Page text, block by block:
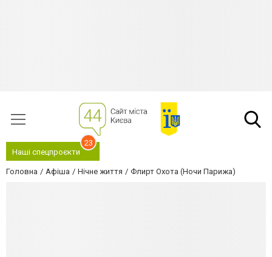
Наші спецпроєкти
23
Головна Афіша Нічне життя Флирт Охота (Ночи Парижа)